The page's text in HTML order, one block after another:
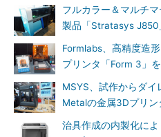
フルカラー＆マルチ
製品「Stratasys J850
Formlabs、高精度造
プリンタ「Form 3」
MSYS、試作からダ
Metalの金属3Dプリン
治具作成の内製化に